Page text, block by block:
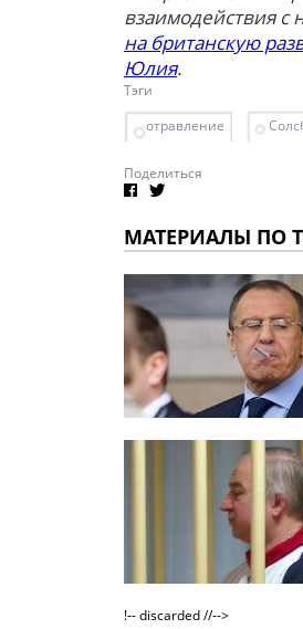
взаимодействия
на британскую
Юлия.
Тэги
отравление
Поделиться
МАТЕРИАЛЫ ПО
!-- discarded //-->